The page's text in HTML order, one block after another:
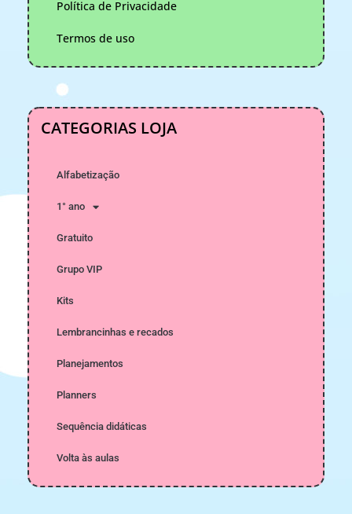
Política de Privacidade
Termos de uso
CATEGORIAS LOJA
Alfabetização
1° ano
Gratuito
Grupo VIP
Kits
Lembrancinhas e recados
Planejamentos
Planners
Sequência didáticas
Volta às aulas